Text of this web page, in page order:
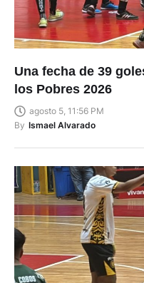
Una fecha de 39
los Pobres 2026
agosto 5, 11:56 PM
By Ismael Alvarado